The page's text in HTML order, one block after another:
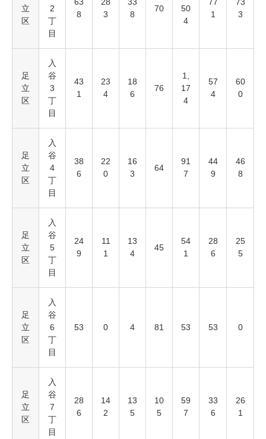
立
区
2
丁
目
63
8
28
3
33
8
70
50
4
77
1
73
3
足
立
区
入
谷
3
丁
目
43
1
23
4
18
6
76
1,
17
4
57
4
60
0
足
立
区
入
谷
4
丁
目
38
6
22
0
16
3
64
91
7
44
9
46
8
足
立
区
入
谷
5
丁
目
24
9
11
1
13
4
45
54
1
28
6
25
5
足
立
区
入
谷
6
丁
目
53 0 4 81 53 53 0
足
立
区
入
谷
7
丁
目
28
6
14
2
13
5
10
5
59
7
33
6
26
1